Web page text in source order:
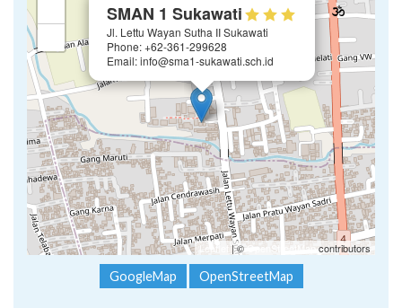
SMAN 1 Sukawati
Jl. Lettu Wayan Sutha II Sukawati
Phone: +62-361-299628
Email: info@sma1-sukawati.sch.id
Leaflet | ©OpenStreetMap contributors
GoogleMap OpenStreetMap